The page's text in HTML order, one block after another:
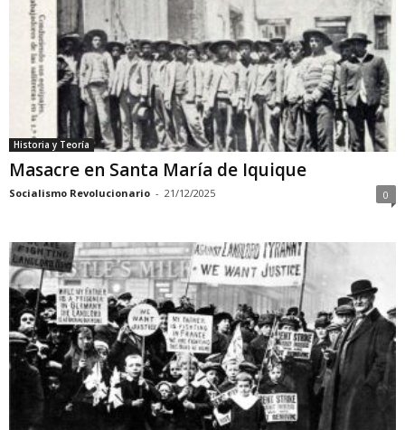
Historia y Teoría
Masacre en Santa María de Iquique
Socialismo Revolucionario - 21/12/2025 0